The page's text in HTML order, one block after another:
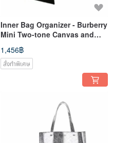
Inner Bag Organizer - Burberry
Mini Two-tone Canvas and
Leather Pocket Bag
1,456฿
สั่งทำพิเศษ